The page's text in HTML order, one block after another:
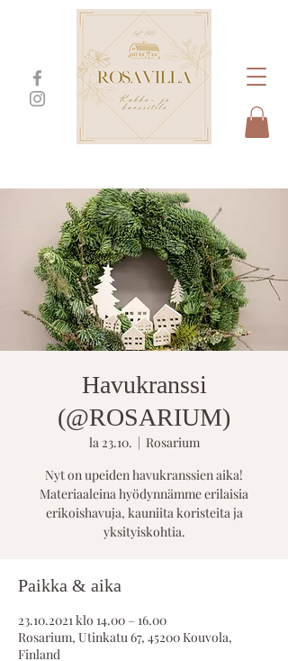
Havukranssi
(@ROSARIUM)
la 23.10.
  |
Rosarium
Nyt on upeiden havukranssien aika!
Materiaaleina hyödynnämme erilaisia
erikoishavuja, kauniita koristeita ja
yksityiskohtia.
Paikka & aika
23.10.2021 klo 14.00 – 16.00
Rosarium, Utinkatu 67, 45200 Kouvola,
Finland